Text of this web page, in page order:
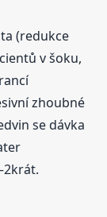
(redukce
v šoku,
zhoubné
se dávka